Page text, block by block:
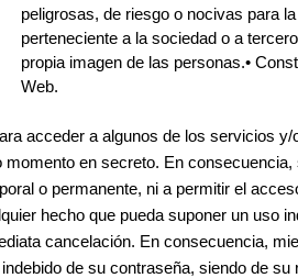
peligrosas, de riesgo o nocivas para
perteneciente a la sociedad o a
propia imagen de las personas.•
Web.
acceder a algunos de los servicios
momento en secreto. En
o permanente, ni a permitir el
hecho que pueda suponer un uso
cancelación. En consecuencia,
de su contraseña, siendo de